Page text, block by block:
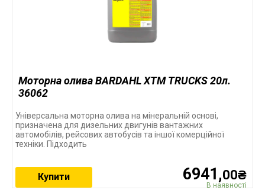
Моторна олива BARDAHL XTM TRUCKS 20л.
36062
Універсальна моторна олива на мінеральній основі,
призначена для дизельних двигунів вантажних
автомобілів, рейсових автобусів та іншої комерційної
техніки. Підходить
6941,00₴
В наявності
Купити